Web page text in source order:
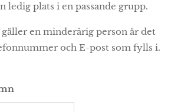
ledig plats i en passande grupp.
gäller en minderårig person är det
och E-post som fylls i.